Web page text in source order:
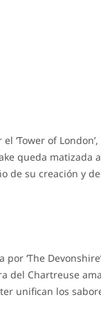
‘Tower of
queda matizada
de su creación y
‘The
del Chartreuse
unifican los